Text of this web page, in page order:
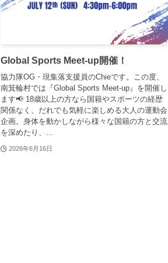
Global Sports Meet-up開催！
協力隊OG・現集落支援員のChieです。この度、
南箕輪村では『Global Sports Meet-up』を開催し
ます📢 18歳以上の方なら国籍やスポーツの経歴
関係なく、だれでも気軽に楽しめる大人の運動会
企画。身体を動かしながら様々な国籍の方と交流
を深めたり、...
2026年6月16日